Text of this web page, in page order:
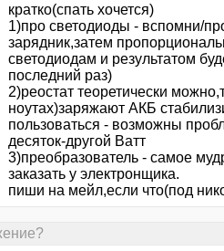
кратко(спать хочется)
1)про светодиоды - вспомни/
зарядник,затем
светодиодам и результатом
последний раз)
2)реостат теоретически
ноутах)заряжают АКБ
пользоваться - возможны
десяток-другой Ватт
3)преобразователь - самое
заказать у электронщика.
пиши на мейл,если что(под